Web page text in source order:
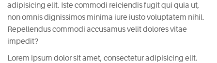
adipisicing elit. Iste commodi reiciendis fugit qui quia ut,
non omnis dignissimos minima iure iusto voluptatem nihil.
Repellendus commodi accusamus velit dolores vitae
impedit?
Lorem ipsum dolor sit amet, consectetur adipisicing elit.